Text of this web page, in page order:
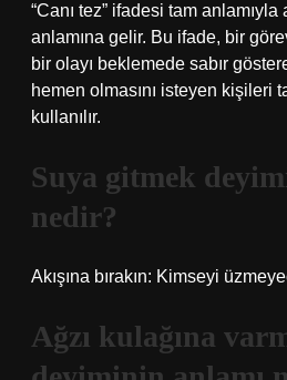
“Canı tez” ifadesi tam
anlamına gelir. Bu ifade, bir
bir olayı beklemede sabır
hemen olmasını isteyen kişileri
kullanılır.
Suya gitmek
nedir?
Akışına bırakın: Kimseyi
Ağzı kulağına